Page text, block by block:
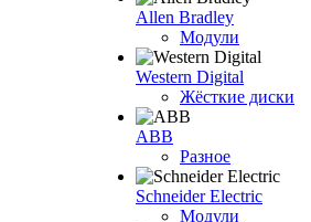
Allen Bradley
Модули
Western Digital
Жёсткие диски
ABB
Разное
Schneider Electric
Модули